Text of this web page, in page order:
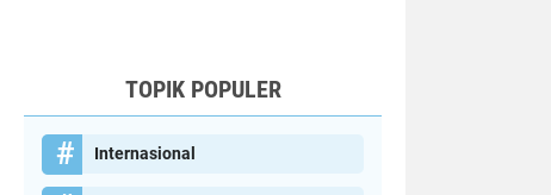
TOPIK POPULER
Internasional